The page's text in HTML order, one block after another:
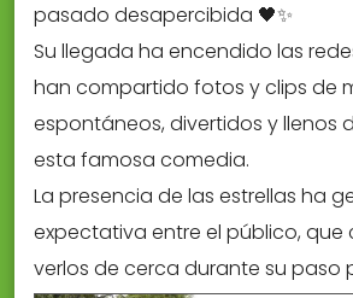
pasado desapercibida
Su llegada ha encendido las
han compartido fotos y clips de
espontáneos, divertidos y llenos
esta famosa comedia.
La presencia de las estrellas ha
expectativa entre el público, que
verlos de cerca durante su paso